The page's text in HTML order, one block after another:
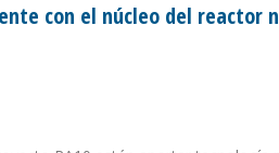
con el núcleo del reactor